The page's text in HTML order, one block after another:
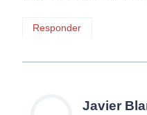
Responder
Javier